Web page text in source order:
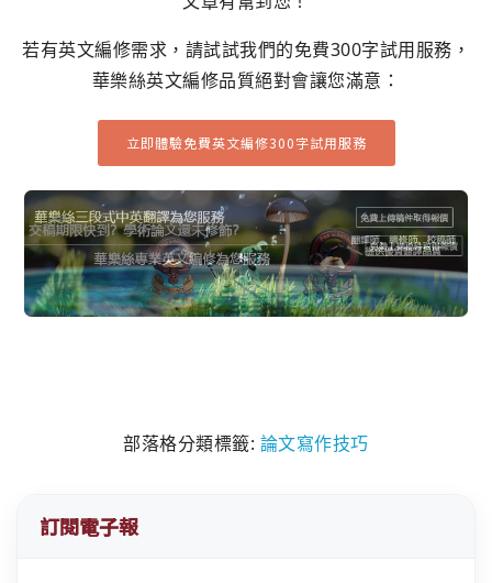
若有英文編修需求，請試試我們的免費300字試用服務，
華樂絲英文編修品質絕對會讓您滿意：
立即體驗免費英文編修300字試用服務
部落格分類標籤: 論文寫作技巧
訂閱電子報